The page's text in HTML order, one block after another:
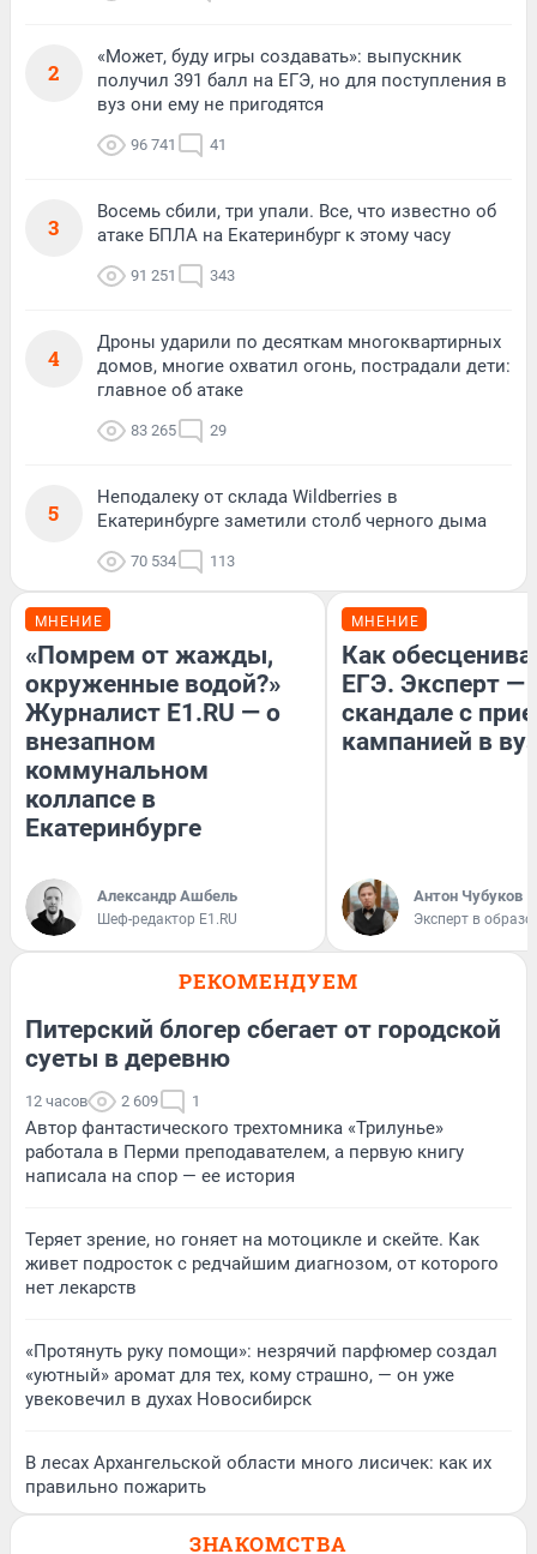
2
«Может, буду игры создавать»: выпускник
получил 391 балл на ЕГЭ, но для поступления в
вуз они ему не пригодятся
96 741 41
3
Восемь сбили, три упали. Все, что известно об
атаке БПЛА на Екатеринбург к этому часу
91 251 343
4
Дроны ударили по десяткам многоквартирных
домов, многие охватил огонь, пострадали дети:
главное об атаке
83 265 29
5
Неподалеку от склада Wildberries в
Екатеринбурге заметили столб черного дыма
70 534 113
МНЕНИЕ
«Помрем от жажды,
окруженные водой?»
Журналист E1.RU — о
внезапном
коммунальном
коллапсе в
Екатеринбурге
Александр Ашбель
Шеф-редактор E1.RU
МНЕНИЕ
Как
ЕГЭ. Эксперт —
скандале с
кампанией в
Антон Чубуков
Эксперт в
РЕКОМЕНДУЕМ
Питерский блогер сбегает от городской
суеты в деревню
12 часов 2 609 1
Автор фантастического трехтомника «Трилунье»
работала в Перми преподавателем, а первую книгу
написала на спор — ее история
Теряет зрение, но гоняет на мотоцикле и скейте. Как
живет подросток с редчайшим диагнозом, от которого
нет лекарств
«Протянуть руку помощи»: незрячий парфюмер создал
«уютный» аромат для тех, кому страшно, — он уже
увековечил в духах Новосибирск
В лесах Архангельской области много лисичек: как их
правильно пожарить
ЗНАКОМСТВА